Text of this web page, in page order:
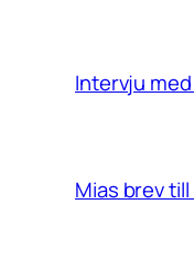
Intervju
Mias brev